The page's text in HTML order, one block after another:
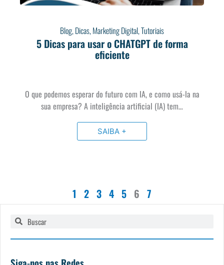
Blog,Dicas,Marketing Digital,Tutoriais
5 Dicas para usar o CHATGPT de forma
eficiente
O que podemos esperar do futuro com IA, e como usá-la na
sua empresa? A inteligência artificial (IA) tem…
SAIBA +
1 2 3 4 5 6 7
Pesquisar
Pesquisar